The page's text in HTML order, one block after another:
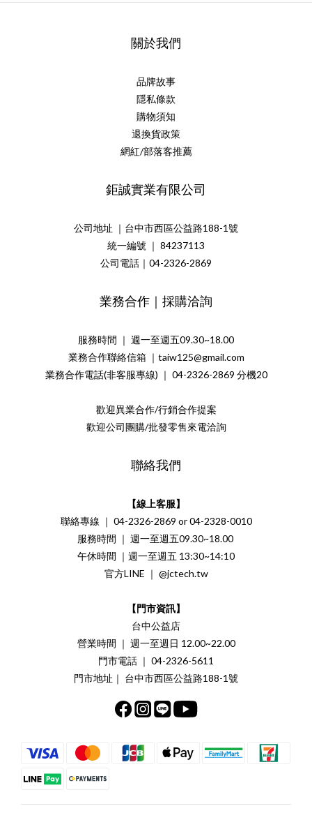
關於我們
品牌故事
隱私條款
購物須知
退換貨政策
網紅/部落客推薦
鉅誠實業有限公司
公司地址 ｜台中市西區公益路188-1號
統一編號 ｜ 84237113
公司電話｜04-2326-2869
業務合作｜採購洽詢
服務時間 ｜ 週一至週五09.30~18.00
業務合作聯絡信箱 ｜taiw125@gmail.com
業務合作電話(非客服專線) ｜ 04-2326-2869 分機20
歡迎異業合作/行銷合作提案
歡迎公司團購/批發零售來電洽詢
聯絡我們
【線上客服】
聯絡專線 ｜ 04-2326-2869 or 04-2328-0010
服務時間 ｜ 週一至週五09.30~18.00
午休時間 ｜週一至週五 13:30~14:10
官方LINE ｜ @jctech.tw
【門市資訊】
台中公益店
營業時間 ｜ 週一至週日 12.00~22.00
門市電話 ｜ 04-2326-5611
門市地址｜ 台中市西區公益路188-1號